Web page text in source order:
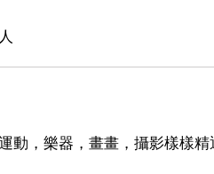
動，樂器，畫畫，攝影樣樣